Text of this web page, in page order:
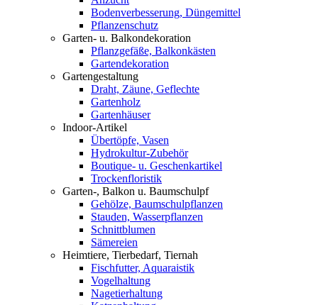
Bodenverbesserung, Düngemittel
Pflanzenschutz
Garten- u. Balkondekoration
Pflanzgefäße, Balkonkästen
Gartendekoration
Gartengestaltung
Draht, Zäune, Geflechte
Gartenholz
Gartenhäuser
Indoor-Artikel
Übertöpfe, Vasen
Hydrokultur-Zubehör
Boutique- u. Geschenkartikel
Trockenfloristik
Garten-, Balkon u. Baumschulpf
Gehölze, Baumschulpflanzen
Stauden, Wasserpflanzen
Schnittblumen
Sämereien
Heimtiere, Tierbedarf, Tiernah
Fischfutter, Aquaraistik
Vogelhaltung
Nagetierhaltung